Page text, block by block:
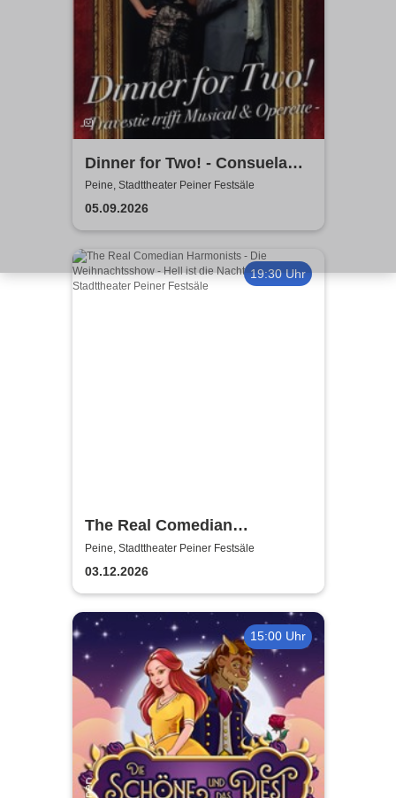
Dinner for Two! - Consuela
Grand & Helge Thomas
Peine, Stadttheater Peiner Festsäle
05.09.2026
19:30 Uhr
The Real Comedian
Harmonists - Die
Weihnachtsshow - Hell ist die
Nacht
Peine, Stadttheater Peiner Festsäle
03.12.2026
15:00 Uhr